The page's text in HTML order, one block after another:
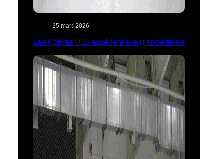
25 mars 2026
Les Cobras U15 accèdent à la grande finale